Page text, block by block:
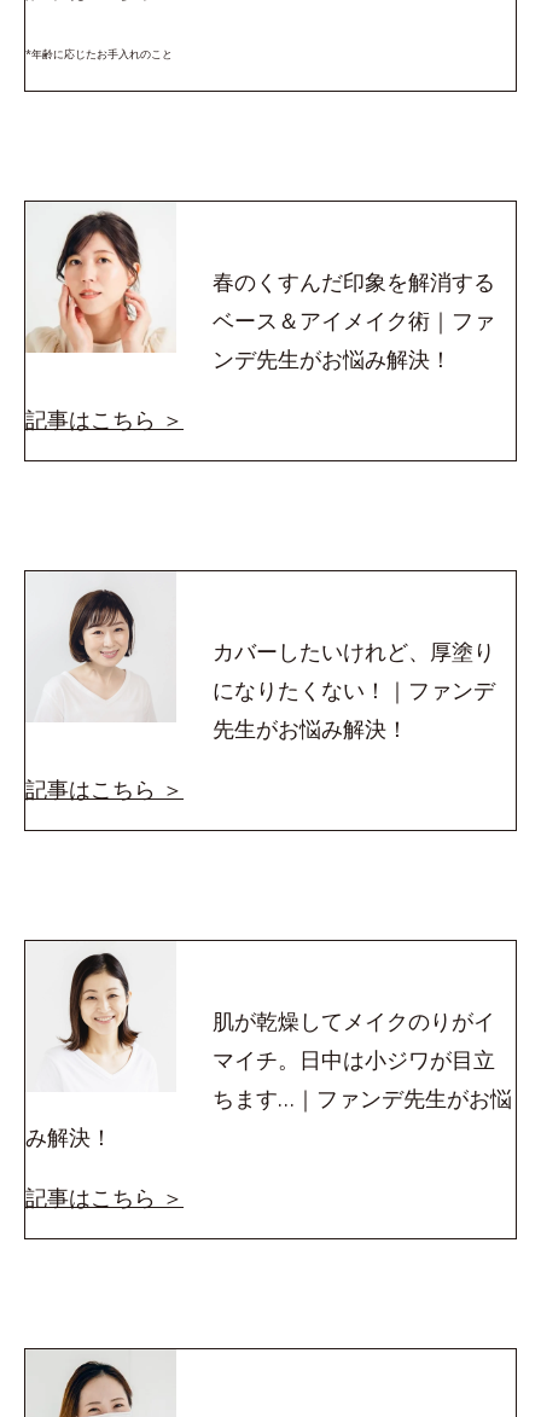
*年齢に応じたお手入れのこと
春のくすんだ印象を解消する
ベース＆アイメイク術｜ファ
ンデ先生がお悩み解決！
記事はこちら ＞
カバーしたいけれど、厚塗り
になりたくない！｜ファンデ
先生がお悩み解決！
記事はこちら ＞
肌が乾燥してメイクのりがイ
マイチ。日中は小ジワが目立
ちます…｜ファンデ先生がお悩
み解決！
記事はこちら ＞